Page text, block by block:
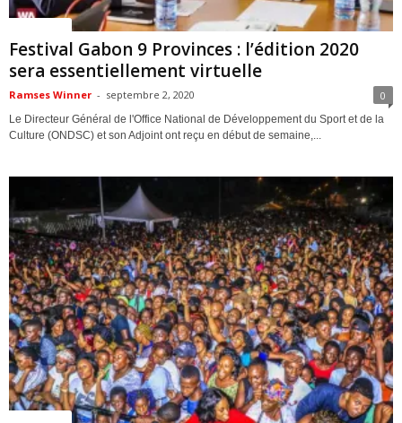
Festival Gabon 9 Provinces : l’édition 2020
sera essentiellement virtuelle
Ramses Winner - septembre 2, 2020 0
Le Directeur Général de l'Office National de Développement du Sport et de la
Culture (ONDSC) et son Adjoint ont reçu en début de semaine,...